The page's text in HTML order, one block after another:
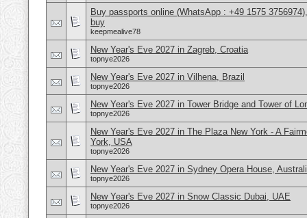
Buy passports online (WhatsApp : +49 1575
buy
keepmealive78
New Year's Eve 2027 in Zagreb, Croatia
topnye2026
New Year's Eve 2027 in Vilhena, Brazil
topnye2026
New Year's Eve 2027 in Tower Bridge and Tower of
topnye2026
New Year's Eve 2027 in The Plaza New York - A
York, USA
topnye2026
New Year's Eve 2027 in Sydney Opera House,
topnye2026
New Year's Eve 2027 in Snow Classic Dubai, UAE
topnye2026